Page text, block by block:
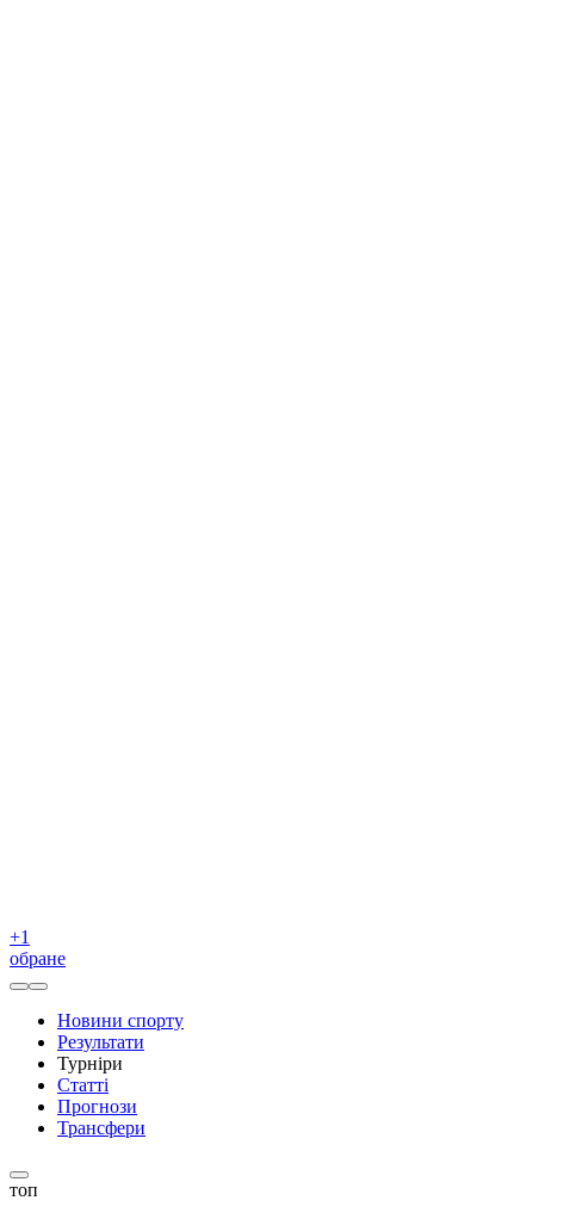
+1
обране
Новини спорту
Результати
Турніри
Статті
Прогнози
Трансфери
топ